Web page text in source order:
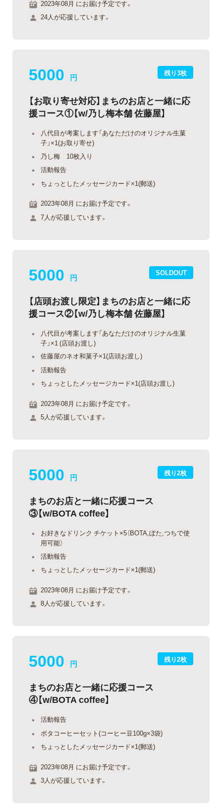
2023年08月 にお届け予定です。
24人が応援しています。
残り3枚
5000 円
【お取り寄せ対応】まちのお店と一緒に応
援コース①【w/乃し梅本舗 佐藤屋】
八代目が考案します「あなただけのオリジナル生菓
子」×1(お取り寄せ)
乃し梅 10枚入り
活動報告
ちょっとしたメッセージカード×1(郵送)
2023年08月 にお届け予定です。
7人が応援しています。
SOLDOUT
5000 円
【店頭お渡し限定】まちのお店と一緒に応
援コース②【w/乃し梅本舗 佐藤屋】
八代目が考案します「あなただけのオリジナル生菓
子」×1 (店頭お渡し)
佐藤屋のネオ和菓子×1(店頭お渡し)
活動報告
ちょっとしたメッセージカード×1(店頭お渡し)
2023年08月 にお届け予定です。
5人が応援しています。
残り2枚
5000 円
まちのお店と一緒に応援コース
③【w/BOTA coffee】
お好きなドリンク チケット×5（BOTA,ぼた,つちで使
用可能）
活動報告
ちょっとしたメッセージカード×1(郵送)
2023年08月 にお届け予定です。
8人が応援しています。
残り2枚
5000 円
まちのお店と一緒に応援コース
④【w/BOTA coffee】
活動報告
ボタコーヒーセット(コーヒー豆100g×3袋)
ちょっとしたメッセージカード×1(郵送)
2023年08月 にお届け予定です。
3人が応援しています。